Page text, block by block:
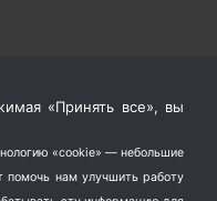
«Принять все», вы
«cookie» — небольшие
нам улучшить работу